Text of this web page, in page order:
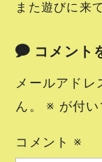
また遊びに来
コメント
メールアドレ
ん。
※ が付
コメント ※